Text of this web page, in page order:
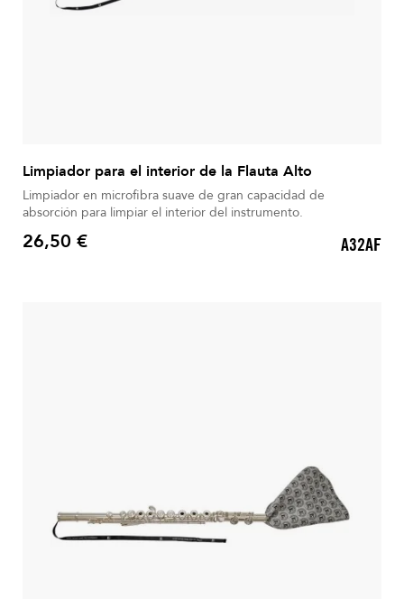
Limpiador para el interior de la Flauta Alto
Limpiador en microfibra suave de gran capacidad de
absorción para limpiar el interior del instrumento.
Precio
26,50 € A32AF